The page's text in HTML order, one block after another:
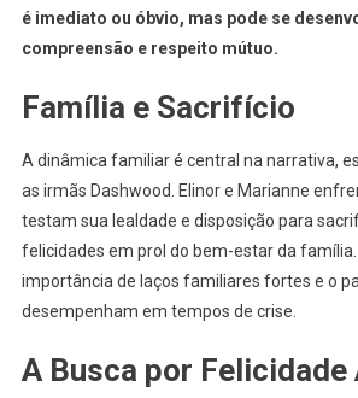
é imediato ou óbvio, mas pode se
compreensão e respeito mútuo.
Família e Sacrifício
A dinâmica familiar é central na narrativa,
as irmãs Dashwood. Elinor e Marianne
testam sua lealdade e disposição para
felicidades em prol do bem-estar da
importância de laços familiares fortes e o
desempenham em tempos de crise.
A Busca por